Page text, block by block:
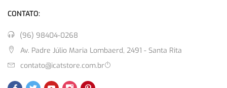
CONTATO:
(96) 98404-0268
Av. Padre Júlio Maria Lombaerd, 2491 - Santa Rita
contato@icatstore.com.br